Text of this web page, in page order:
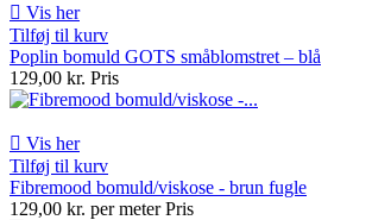
 Vis her
Tilføj til kurv
Poplin bomuld GOTS småblomstret – blå
129,00 kr. Pris
 Vis her
Tilføj til kurv
Fibremood bomuld/viskose - brun fugle
129,00 kr. per meter Pris